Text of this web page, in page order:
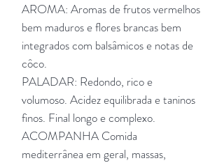
AROMA: Aromas de frutos vermelhos
bem maduros e flores brancas bem
integrados com balsâmicos e notas de
côco.
PALADAR: Redondo, rico e
volumoso. Acidez equilibrada e taninos
finos. Final longo e complexo.
ACOMPANHA Comida
mediterrânea em geral, massas,